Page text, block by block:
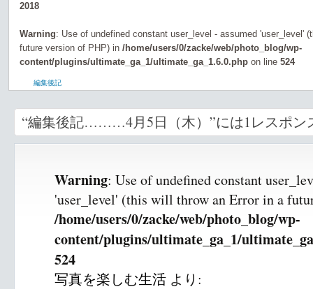
2018
Warning: Use of undefined constant user_level - assumed 'user_level'
future version of PHP) in /home/users/0/zacke/web/photo_blog/wp-
content/plugins/ultimate_ga_1/ultimate_ga_1.6.0.php on line 524
編集後記
“編集後記………4月5日（木）”には1レスポン
Warning: Use of undefined constant
'user_level' (this will throw an Error in a
/home/users/0/zacke/web/photo_blog/wp-
content/plugins/ultimate_ga_1/
524
写真を楽しむ生活 より: